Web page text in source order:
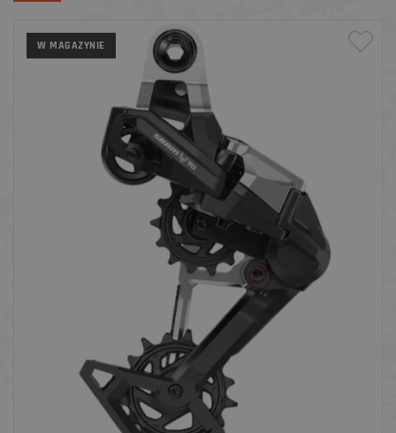
W MAGAZYNIE